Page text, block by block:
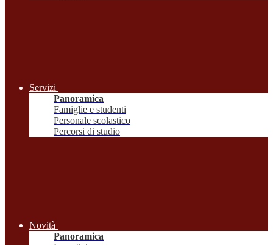
Servizi
Panoramica
Famiglie e studenti
Personale scolastico
Percorsi di studio
Novità
Panoramica